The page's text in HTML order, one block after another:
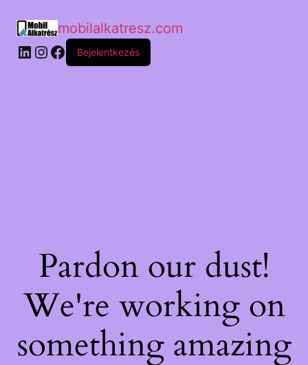
mobilalkatresz.com
Bejelentkezés
Pardon our dust!
We're working on
something amazing